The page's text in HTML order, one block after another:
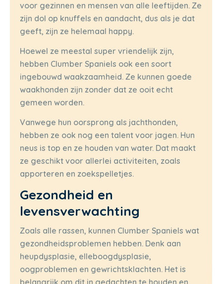
voor gezinnen en mensen van alle leeftijden. Ze
zijn dol op knuffels en aandacht, dus als je dat
geeft, zijn ze helemaal happy.
Hoewel ze meestal super vriendelijk zijn,
hebben Clumber Spaniels ook een soort
ingebouwd waakzaamheid. Ze kunnen goede
waakhonden zijn zonder dat ze ooit echt
gemeen worden.
Vanwege hun oorsprong als jachthonden,
hebben ze ook nog een talent voor jagen. Hun
neus is top en ze houden van water. Dat maakt
ze geschikt voor allerlei activiteiten, zoals
apporteren en zoekspelletjes.
Gezondheid en
levensverwachting
Zoals alle rassen, kunnen Clumber Spaniels wat
gezondheidsproblemen hebben. Denk aan
heupdysplasie, elleboogdysplasie,
oogproblemen en gewrichtsklachten. Het is